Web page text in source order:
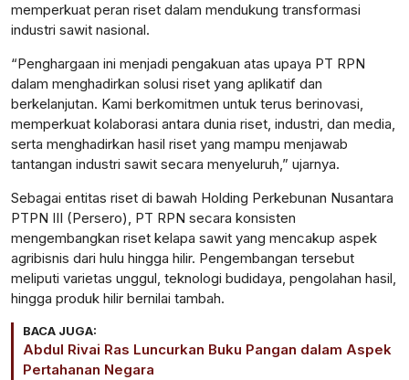
memperkuat peran riset dalam mendukung transformasi
industri sawit nasional.
“Penghargaan ini menjadi pengakuan atas upaya PT RPN
dalam menghadirkan solusi riset yang aplikatif dan
berkelanjutan. Kami berkomitmen untuk terus berinovasi,
memperkuat kolaborasi antara dunia riset, industri, dan media,
serta menghadirkan hasil riset yang mampu menjawab
tantangan industri sawit secara menyeluruh,” ujarnya.
Sebagai entitas riset di bawah Holding Perkebunan Nusantara
PTPN III (Persero), PT RPN secara konsisten
mengembangkan riset kelapa sawit yang mencakup aspek
agribisnis dari hulu hingga hilir. Pengembangan tersebut
meliputi varietas unggul, teknologi budidaya, pengolahan hasil,
hingga produk hilir bernilai tambah.
BACA JUGA:
Abdul Rivai Ras Luncurkan Buku Pangan dalam Aspek
Pertahanan Negara